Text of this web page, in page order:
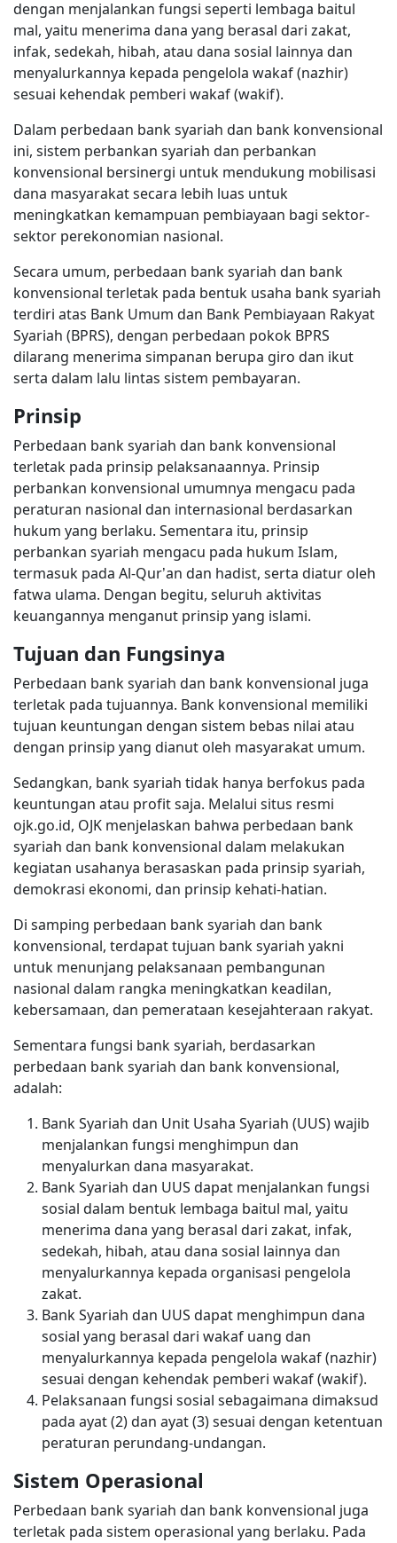
dengan menjalankan fungsi seperti lembaga baitul
mal, yaitu menerima dana yang berasal dari zakat,
infak, sedekah, hibah, atau dana sosial lainnya dan
menyalurkannya kepada pengelola wakaf (nazhir)
sesuai kehendak pemberi wakaf (wakif).
Dalam perbedaan bank syariah dan bank konvensional
ini, sistem perbankan syariah dan perbankan
konvensional bersinergi untuk mendukung mobilisasi
dana masyarakat secara lebih luas untuk
meningkatkan kemampuan pembiayaan bagi sektor-
sektor perekonomian nasional.
Secara umum, perbedaan bank syariah dan bank
konvensional terletak pada bentuk usaha bank syariah
terdiri atas Bank Umum dan Bank Pembiayaan Rakyat
Syariah (BPRS), dengan perbedaan pokok BPRS
dilarang menerima simpanan berupa giro dan ikut
serta dalam lalu lintas sistem pembayaran.
Prinsip
Perbedaan bank syariah dan bank konvensional
terletak pada prinsip pelaksanaannya. Prinsip
perbankan konvensional umumnya mengacu pada
peraturan nasional dan internasional berdasarkan
hukum yang berlaku. Sementara itu, prinsip
perbankan syariah mengacu pada hukum Islam,
termasuk pada Al-Qur’an dan hadist, serta diatur oleh
fatwa ulama. Dengan begitu, seluruh aktivitas
keuangannya menganut prinsip yang islami.
Tujuan dan Fungsinya
Perbedaan bank syariah dan bank konvensional juga
terletak pada tujuannya. Bank konvensional memiliki
tujuan keuntungan dengan sistem bebas nilai atau
dengan prinsip yang dianut oleh masyarakat umum.
Sedangkan, bank syariah tidak hanya berfokus pada
keuntungan atau profit saja. Melalui situs resmi
ojk.go.id, OJK menjelaskan bahwa perbedaan bank
syariah dan bank konvensional dalam melakukan
kegiatan usahanya berasaskan pada prinsip syariah,
demokrasi ekonomi, dan prinsip kehati-hatian.
Di samping perbedaan bank syariah dan bank
konvensional, terdapat tujuan bank syariah yakni
untuk menunjang pelaksanaan pembangunan
nasional dalam rangka meningkatkan keadilan,
kebersamaan, dan pemerataan kesejahteraan rakyat.
Sementara fungsi bank syariah, berdasarkan
perbedaan bank syariah dan bank konvensional,
adalah:
Bank Syariah dan Unit Usaha Syariah (UUS) wajib
menjalankan fungsi menghimpun dan
menyalurkan dana masyarakat.
Bank Syariah dan UUS dapat menjalankan fungsi
sosial dalam bentuk lembaga baitul mal, yaitu
menerima dana yang berasal dari zakat, infak,
sedekah, hibah, atau dana sosial lainnya dan
menyalurkannya kepada organisasi pengelola
zakat.
Bank Syariah dan UUS dapat menghimpun dana
sosial yang berasal dari wakaf uang dan
menyalurkannya kepada pengelola wakaf (nazhir)
sesuai dengan kehendak pemberi wakaf (wakif).
Pelaksanaan fungsi sosial sebagaimana dimaksud
pada ayat (2) dan ayat (3) sesuai dengan ketentuan
peraturan perundang-undangan.
Sistem Operasional
Perbedaan bank syariah dan bank konvensional juga
terletak pada sistem operasional yang berlaku. Pada